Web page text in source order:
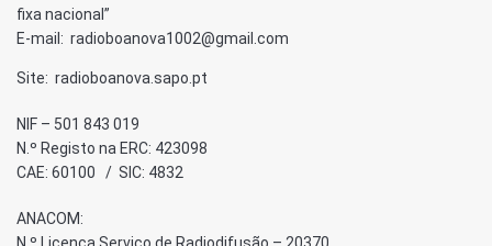
fixa nacional”
E-mail: radioboanova1002@gmail.com
Site: radioboanova.sapo.pt
NIF – 501 843 019
N.º Registo na ERC: 423098
CAE: 60100 / SIC: 4832
ANACOM:
N.º Licença Serviço de Radiodifusão – 20370